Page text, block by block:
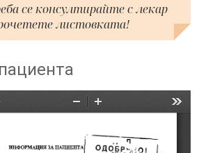
се консултирайте с лекар
листовката!